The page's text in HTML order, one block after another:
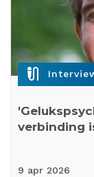
mic_external_on
verbinding
9 apr 2026